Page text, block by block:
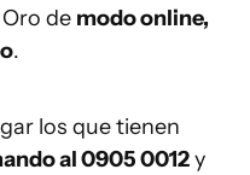
de modo online,
.
los que tienen
al 0905 0012y